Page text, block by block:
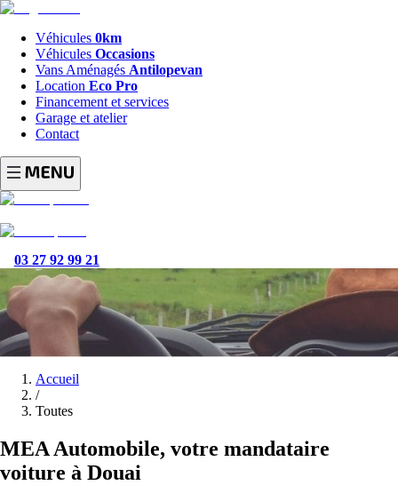
Véhicules 0km
Véhicules Occasions
Vans Aménagés Antilopevan
Location Eco Pro
Financement et services
Garage et atelier
Contact
03 27 92 99 21
Accueil
/
Toutes
MEA Automobile, votre mandataire
voiture à Douai